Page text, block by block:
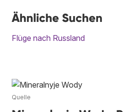
Ähnliche Suchen
Flüge nach Russland
Quelle